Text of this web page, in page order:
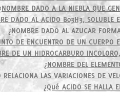
DADO A LA NIEBLA QUE
DADO AL ACIDO B03H3, SOLUBLE
¿NOMBRE DADO AL AZUCAR
DE ENCUENTRO DE UN
DE UN HIDROCARBURO
¿NOMBRE DEL
LAS VARIACIONES DE
¿Qué ACIDO SE HALLA